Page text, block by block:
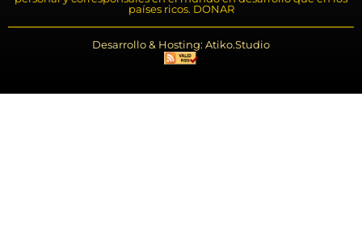
países ricos. DONAR
Desarrollo & Hosting: Atiko.Studio